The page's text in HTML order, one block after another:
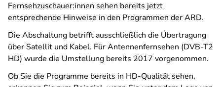
Fernsehzuschauer:innen sehen bereits jetzt
entsprechende Hinweise in den Programmen der ARD.
Die Abschaltung betrifft ausschließlich die Übertragung
über Satellit und Kabel. Für Antennenfernsehen (DVB-T2
HD) wurde die Umstellung bereits 2017 vorgenommen.
Ob Sie die Programme bereits in HD-Qualität sehen,